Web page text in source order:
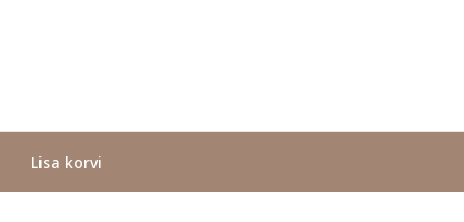
Lisa korvi